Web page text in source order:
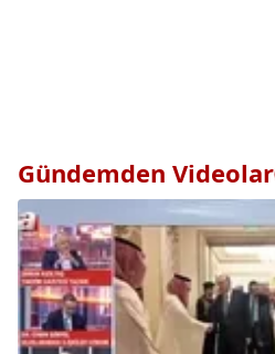
Gündemden Videolar